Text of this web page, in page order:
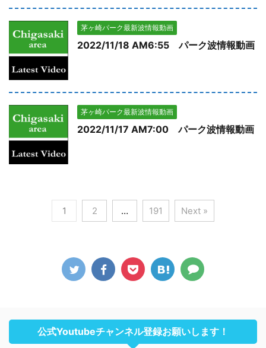
茅ヶ崎パーク最新波情報動画
2022/11/18 AM6:55 パーク波情報動画
茅ヶ崎パーク最新波情報動画
2022/11/17 AM7:00 パーク波情報動画
1 2 … 191 Next »
公式Youtubeチャンネル登録お願いします！